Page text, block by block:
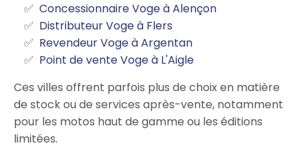
Concessionnaire Voge à Alençon
Distributeur Voge à Flers
Revendeur Voge à Argentan
Point de vente Voge à L'Aigle
Ces villes offrent parfois plus de choix en matière
de stock ou de services après-vente, notamment
pour les motos haut de gamme ou les éditions
limitées.